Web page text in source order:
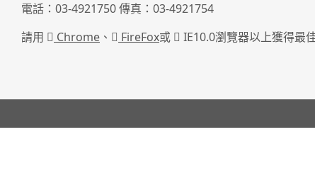
電話：03-4921750 傳真：03-4921754
請用
Chrome 、 FireFox或 IE10.0瀏覽器以上獲得最